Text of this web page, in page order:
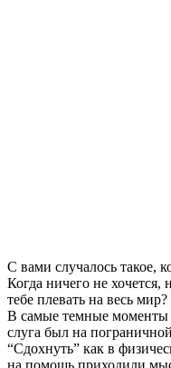
С вами случалось такое,
Когда ничего не хочется,
тебе плевать на весь
В самые темные моменты
слуга был на
“Сдохнуть” как в